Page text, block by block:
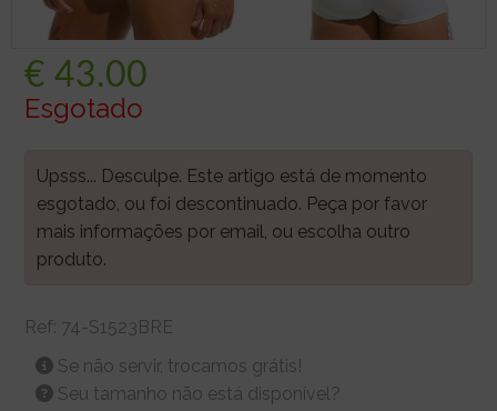
€ 43.00
Esgotado
Upsss... Desculpe. Este artigo está de momento
esgotado, ou foi descontinuado. Peça por favor
mais informações por email, ou escolha outro
produto.
Ref: 74-S1523BRE
Se não servir, trocamos grátis!
Seu tamanho não está disponível?